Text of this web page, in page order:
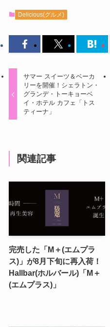
Delicious(グルメ)
サマー スイーツ＆ベーカ
リーを開催！シェラトン・
グランデ・トーキョーベ
イ・ホテル カフェ「トス
ティーナ」
関連記事
完売した「M＋(エムプラ
ス)」が8月下旬に再入荷！
Hallbar(ホルバール)「M＋
(エムプラス)」